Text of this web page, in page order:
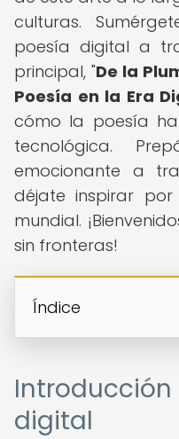
culturas.
poesía digital a
principal, "De la
Poesía en la Era
cómo la poesía
tecnológica.
emocionante a
déjate inspirar
mundial.
sin fronteras!
Índice
digital